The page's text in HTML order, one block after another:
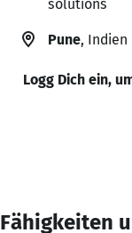
solutions
Pune, Indien
Logg Dich ein,
Fähigkeiten